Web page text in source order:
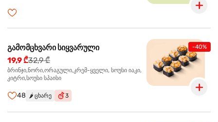
-40%
გამომცხვარი სიყვარული
19,9 ₾32,9 ₾
ბრინჯი,ნორი,ორაგული,კრემ-ყველი, სოუსი იაკი,
კიტრი,სოუსი სპაისი
48 🌶️ ცხარე 3